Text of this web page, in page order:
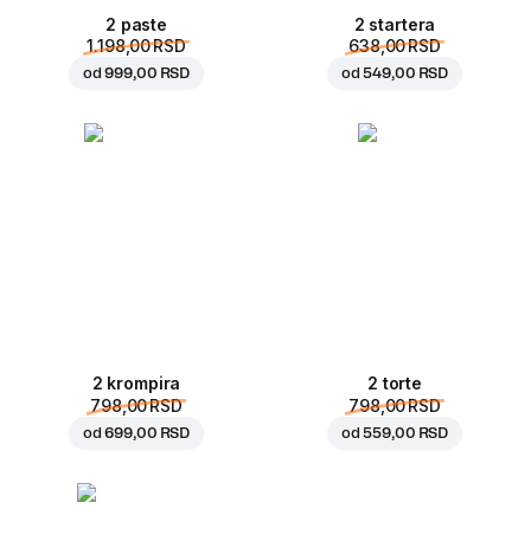
2 paste
1.198,00 RSD
od999,00 RSD
2 startera
638,00 RSD
od549,00 RSD
2 krompira
798,00 RSD
od699,00 RSD
2 torte
798,00 RSD
od559,00 RSD